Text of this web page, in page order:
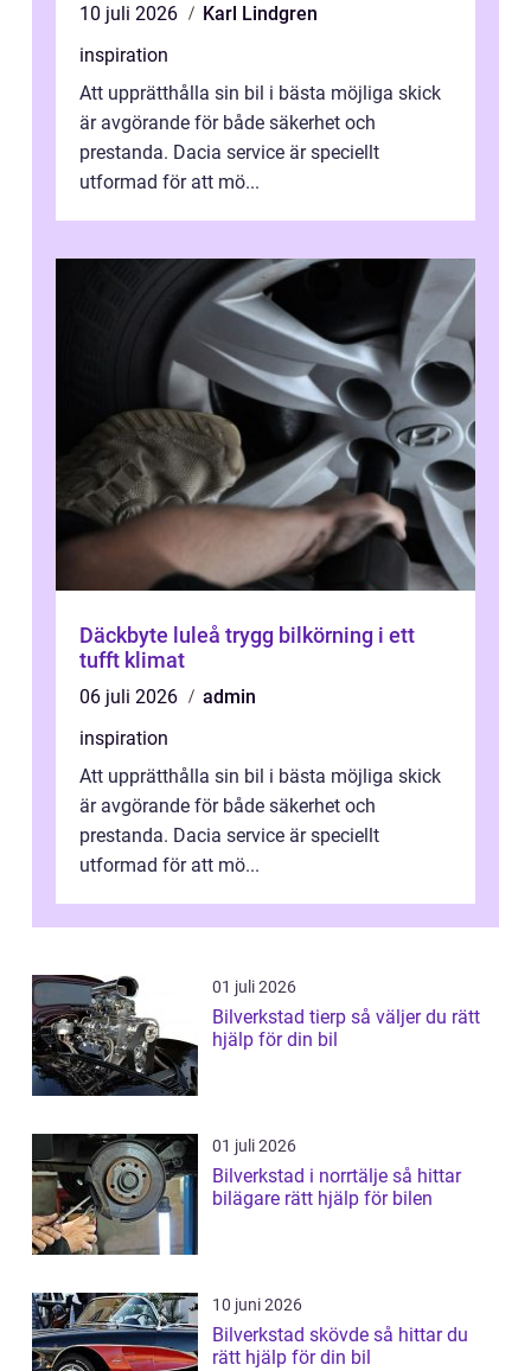
10 juli 2026
Karl Lindgren
inspiration
Att upprätthålla sin bil i bästa möjliga skick
är avgörande för både säkerhet och
prestanda. Dacia service är speciellt
utformad för att mö...
Däckbyte luleå trygg bilkörning i ett
tufft klimat
06 juli 2026
admin
inspiration
Att upprätthålla sin bil i bästa möjliga skick
är avgörande för både säkerhet och
prestanda. Dacia service är speciellt
utformad för att mö...
01 juli 2026
Bilverkstad tierp så väljer du rätt
hjälp för din bil
01 juli 2026
Bilverkstad i norrtälje så hittar
bilägare rätt hjälp för bilen
10 juni 2026
Bilverkstad skövde så hittar du
rätt hjälp för din bil